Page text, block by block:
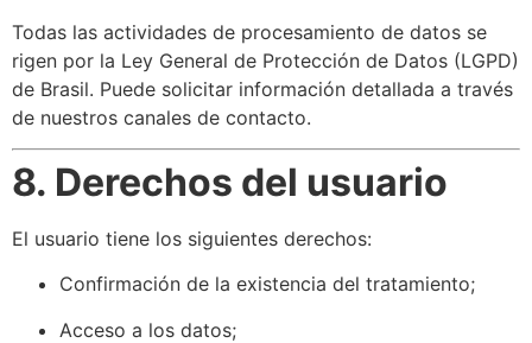
Todas las actividades de procesamiento de datos se
rigen por la Ley General de Protección de Datos (LGPD)
de Brasil. Puede solicitar información detallada a través
de nuestros canales de contacto.
8. Derechos del usuario
El usuario tiene los siguientes derechos:
Confirmación de la existencia del tratamiento;
Acceso a los datos;